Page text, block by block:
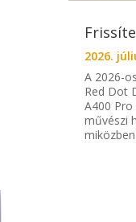
2026.
A 2026-os
Red Dot
A400
művészi